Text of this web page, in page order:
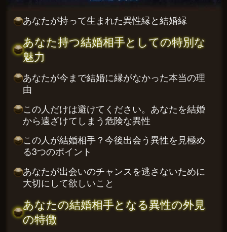
あなたが持って生まれた異性縁と結婚縁
あなた持つ結婚相手としての特別な
魅力
あなたが今まで結婚に縁がなかった本当の理
由
この人だけは避けてください。あなたを結婚
から遠ざけてしまう危険な異性
この人が結婚相手？今後出会う異性を見極め
る3つのポイント
あなたが出会いのチャンスを逃さないために
大切にして欲しいこと
あなたの結婚相手となる異性の外見
の特徴